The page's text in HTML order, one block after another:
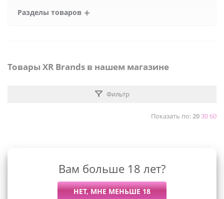
Разделы товаров
Товары XR Brands в нашем магазине
Фильтр
Показать по:203060
В данный момент нет активных
товаров
Вам больше 18 лет?